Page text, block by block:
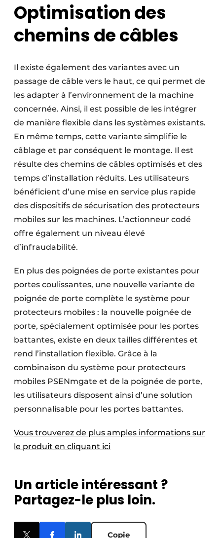
Optimisation des
chemins de câbles
Il existe également des variantes avec un
passage de câble vers le haut, ce qui permet de
les adapter à l’environnement de la machine
concernée. Ainsi, il est possible de les intégrer
de manière flexible dans les systèmes existants.
En même temps, cette variante simplifie le
câblage et par conséquent le montage. Il est
résulte des chemins de câbles optimisés et des
temps d’installation réduits. Les utilisateurs
bénéficient d’une mise en service plus rapide
des dispositifs de sécurisation des protecteurs
mobiles sur les machines. L’actionneur codé
offre également un niveau élevé
d’infraudabilité.
En plus des poignées de porte existantes pour
portes coulissantes, une nouvelle variante de
poignée de porte complète le système pour
protecteurs mobiles : la nouvelle poignée de
porte, spécialement optimisée pour les portes
battantes, existe en deux tailles différentes et
rend l’installation flexible. Grâce à la
combinaison du système pour protecteurs
mobiles PSENmgate et de la poignée de porte,
les utilisateurs disposent ainsi d’une solution
personnalisable pour les portes battantes.
Vous trouverez de plus amples informations sur
le produit en cliquant ici
Un article intéressant ?
Partagez-le plus loin.
Copie